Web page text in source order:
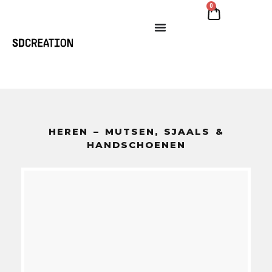
0
HEREN – MUTSEN, SJAALS &
HANDSCHOENEN